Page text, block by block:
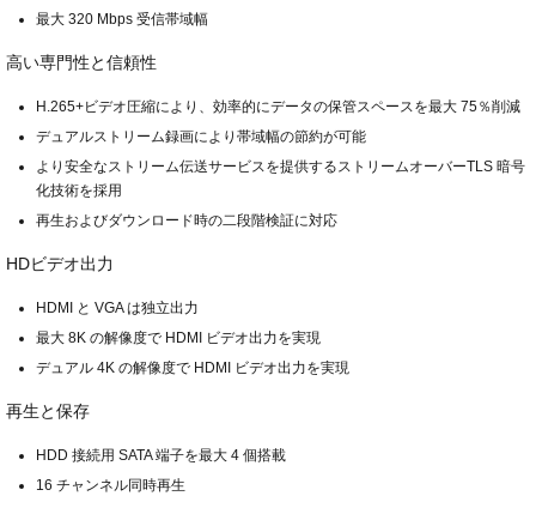
最大 320 Mbps 受信帯域幅
高い専門性と信頼性
H.265+ビデオ圧縮により、効率的にデータの保管スペースを最大 75％削減
デュアルストリーム録画により帯域幅の節約が可能
より安全なストリーム伝送サービスを提供するストリームオーバーTLS 暗号
化技術を採用
再生およびダウンロード時の二段階検証に対応
HDビデオ出力
HDMI と VGA は独立出力
最大 8K の解像度で HDMI ビデオ出力を実現
デュアル 4K の解像度で HDMI ビデオ出力を実現
再生と保存
HDD 接続用 SATA 端子を最大 4 個搭載
16 チャンネル同時再生